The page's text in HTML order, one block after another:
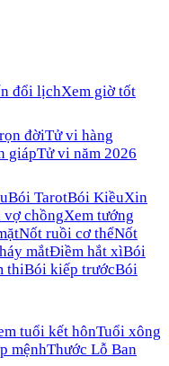
đổi lịchXem giờ tốt
đờiTử vi hàng
giápTử vi năm 2026
Bói TarotBói KiềuXin
chồngXem tướng
Nốt ruồi cơ thểNốt
mắtĐiềm hắt xìBói
thiBói kiếp trướcBói
tuổi kết hônTuổi xông
mệnhThước Lỗ Ban